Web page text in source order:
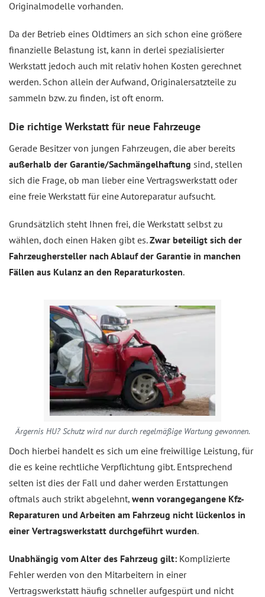
Originalmodelle vorhanden.
Da der Betrieb eines Oldtimers an sich schon eine größere
finanzielle Belastung ist, kann in derlei spezialisierter
Werkstatt jedoch auch mit relativ hohen Kosten gerechnet
werden. Schon allein der Aufwand, Originalersatzteile zu
sammeln bzw. zu finden, ist oft enorm.
Die richtige Werkstatt für neue Fahrzeuge
Gerade Besitzer von jungen Fahrzeugen, die aber bereits
außerhalb der Garantie/Sachmängelhaftung sind, stellen
sich die Frage, ob man lieber eine Vertragswerkstatt oder
eine freie Werkstatt für eine Autoreparatur aufsucht.
Grundsätzlich steht Ihnen frei, die Werkstatt selbst zu
wählen, doch einen Haken gibt es.Zwar beteiligt sich der
Fahrzeughersteller nach Ablauf der Garantie in manchen
Fällen aus Kulanz an den Reparaturkosten.
Ärgernis HU? Schutz wird nur durch regelmäßige Wartung gewonnen.
Doch hierbei handelt es sich um eine freiwillige Leistung, für
die es keine rechtliche Verpflichtung gibt. Entsprechend
selten ist dies der Fall und daher werden Erstattungen
oftmals auch strikt abgelehnt, wenn vorangegangene Kfz-
Reparaturen und Arbeiten am Fahrzeug nicht lückenlos in
einer Vertragswerkstatt durchgeführt wurden.
Unabhängig vom Alter des Fahrzeug gilt: Komplizierte
Fehler werden von den Mitarbeitern in einer
Vertragswerkstatt häufig schneller aufgespürt und nicht